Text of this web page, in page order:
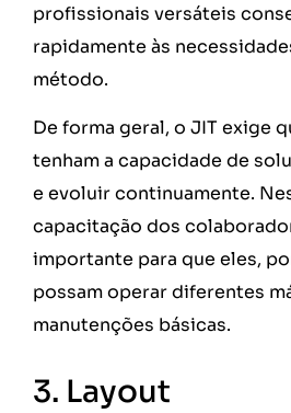
profissionais versáteis
rapidamente às
método.
De forma geral, o JIT exige
tenham a capacidade de
e evoluir continuamente.
capacitação dos
importante para que eles,
possam operar diferentes
manutenções básicas.
3. Layout